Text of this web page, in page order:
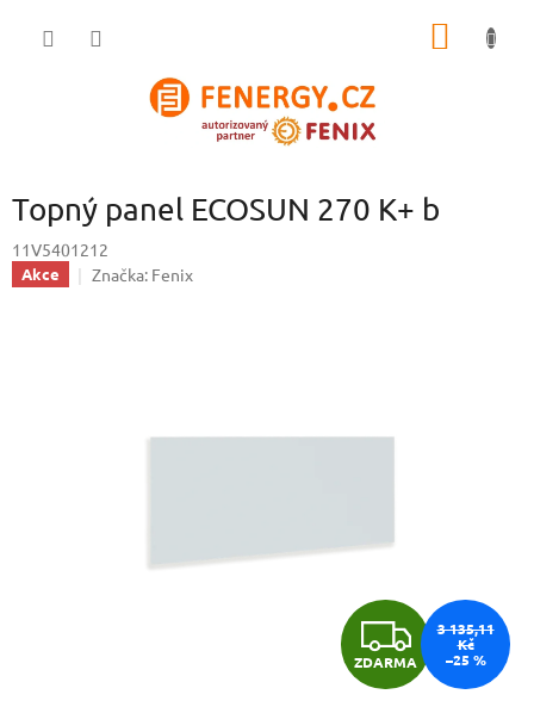
Topný panel ECOSUN 270 K+ b
11V5401212
Akce Značka: Fenix
Z
D
ZDARMA
3 135,11
Kč
–25 %